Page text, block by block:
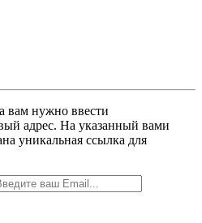
вам нужно ввести
адрес. На указанный вами
уникальная ссылка для